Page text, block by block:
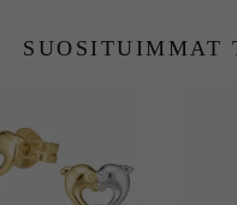
SUOSITUIMMAT